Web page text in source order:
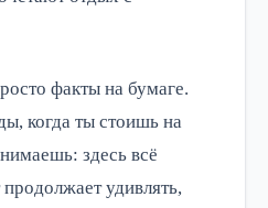
факты на бумаге.
когда ты стоишь на
здесь всё
удивлять,